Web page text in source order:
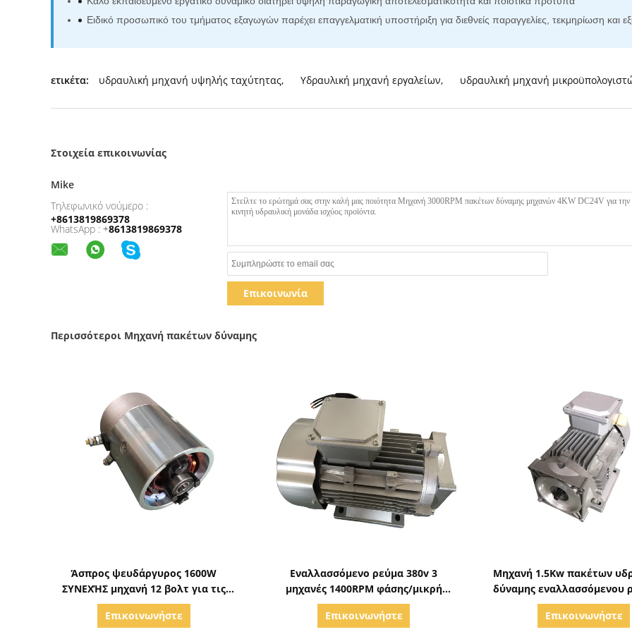
Ειδικό προσωπικό του τμήματος εξαγωγών παρέχει επαγγελματική υποστήριξη για διεθνείς παραγγελίες, τεκμηρίωση και
ετικέτα: υδραυλική μηχανή υψηλής ταχύτητας, Υδραυλική μηχανή εργαλείων, υδραυλική μηχανή
Στοιχεία επικοινωνίας
Mike
Τηλεφωνικό νούμερο :
+8613819869378
WhatsApp : +8613819869378
Επικοινωνία
Περισσότεροι Μηχανή πακέτων δύναμης
Άσπρος ψευδάργυρος 1600W
ΣΥΝΕΧΉΣ μηχανή 12 βολτ για τις
μονάδες πακέτων υδραυλικής
δύναμης
Επικοινωνήστε
Εναλλασσόμενο ρεύμα 380v 3
μηχανές 1400RPM φάσης/μικρή
υδραυλική μηχανή υψηλής
ταχύτητας 1500W
Επικοινωνήστε
Μηχανή 1.5Kw πακέτων
δύναμης εναλλασσόμενου
220V 50Hz συνήθειας με
ανεμιστήρα 1450RPM
Επικοινωνήστε